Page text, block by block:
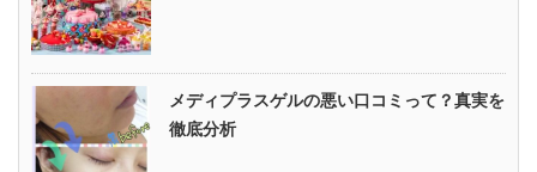
メディプラスゲルの悪い口コミって？真実を
徹底分析